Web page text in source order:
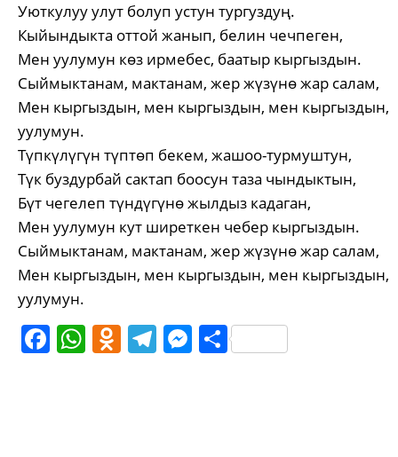
Уюткулуу улут болуп устун тургуздуң.
Кыйындыкта оттой жанып, белин чечпеген,
Мен уулумун көз ирмебес, баатыр кыргыздын.
Сыймыктанам, мактанам, жер жүзүнө жар салам,
Мен кыргыздын, мен кыргыздын, мен кыргыздын,
уулумун.
Түпкүлүгүн түптөп бекем, жашоо-турмуштун,
Түк буздурбай сактап боосун таза чындыктын,
Бүт чегелеп түндүгүнө жылдыз кадаган,
Мен уулумун кут ширеткен чебер кыргыздын.
Сыймыктанам, мактанам, жер жүзүнө жар салам,
Мен кыргыздын, мен кыргыздын, мен кыргыздын,
уулумун.
Facebook
WhatsApp
Odnoklassniki
Telegram
Messenger
Share